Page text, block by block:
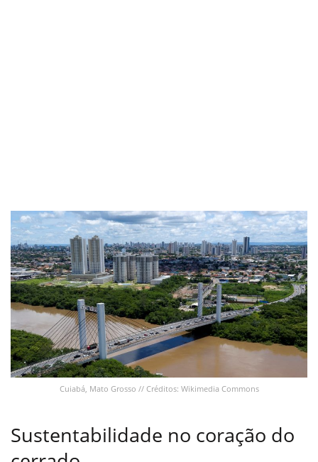
Cuiabá, Mato Grosso // Créditos: Wikimedia Commons
Sustentabilidade no coração do